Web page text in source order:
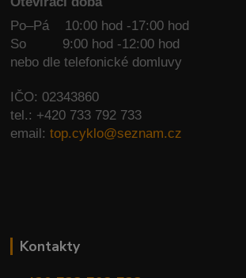
Po–Pá 10:00 hod -17:00 hod
So
9:00 hod -12:00 hod
nebo dle telefonické domluvy
IČO: 02343860
tel.: +420 733 792 733
email:top.cyklo@seznam.cz
Kontakty